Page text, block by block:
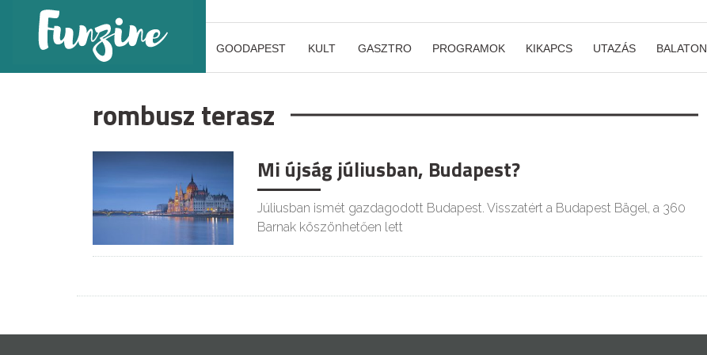
GOODAPEST KULT GASZTRO PROGRAMOK KIKAPCS UTAZÁS BALATON
rombusz terasz
Mi újság júliusban, Budapest?
Júliusban ismét gazdagodott Budapest. Visszatért a Budapest Bägel, a 360
Barnak köszönhetően lett